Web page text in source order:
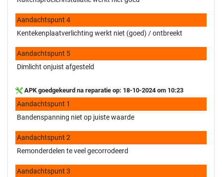
Aandachtspunt 4
Kentekenplaatverlichting werkt niet (goed) / ontbreekt
Aandachtspunt 5
Dimlicht onjuist afgesteld
APK goedgekeurd na reparatie op: 18-10-2024 om 10:23
Aandachtspunt 1
Bandenspanning niet op juiste waarde
Aandachtspunt 2
Remonderdelen te veel gecorrodeerd
Aandachtspunt 3